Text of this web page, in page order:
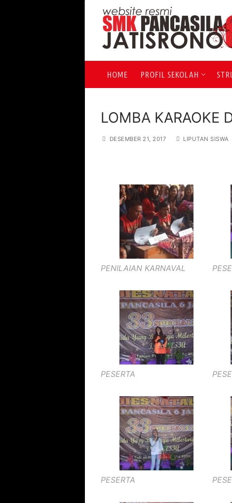
konten
HOME PROFIL SEKOLAH
LOMBA KARAOKE
DESEMBER 21, 2017 LIPUTAN SISWA
PENILAIAN KARNAVAL
PESERTA
PESERTA